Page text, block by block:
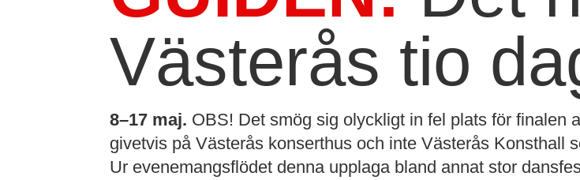
Västerås tio
8–17 maj. OBS! Det smög sig olyckligt in fel plats för finalen
givetvis på Västerås konserthus och inte Västerås Konsthall
Ur evenemangsflödet denna upplaga bland annat stor